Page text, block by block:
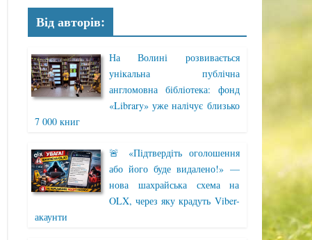
Від авторів:
На Волині розвивається
унікальна публічна
англомовна бібліотека: фонд
«Library» уже налічує близько
7 000 книг
🚨 «Підтвердіть оголошення
або його буде видалено!» —
нова шахрайська схема на
OLX, через яку крадуть Viber-
акаунти